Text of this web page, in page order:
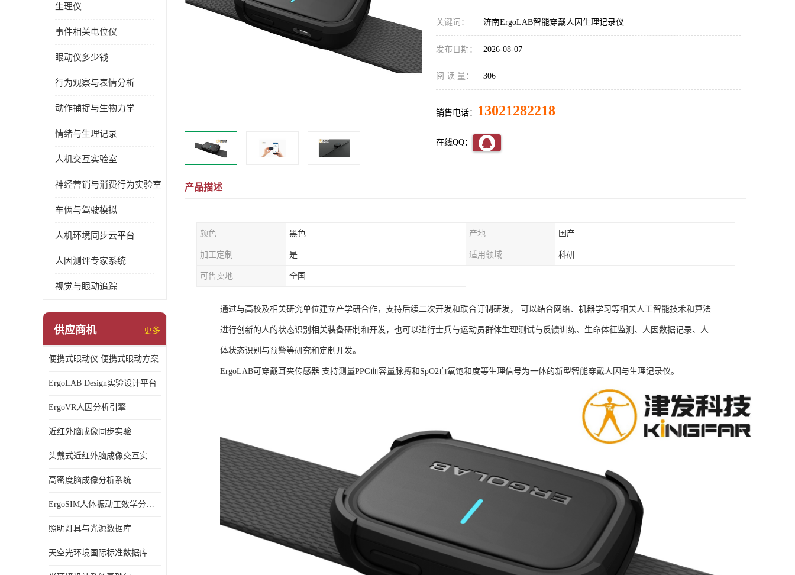
生理仪
事件相关电位仪
眼动仪多少钱
行为观察与表情分析
动作捕捉与生物力学
情绪与生理记录
人机交互实验室
神经营销与消费行为实验室
车俩与驾驶模拟
人机环境同步云平台
人因测评专家系统
视觉与眼动追踪
供应商机 更多
便携式眼动仪 便携式眼动方案
ErgoLAB Design实验设计平台
ErgoVR人因分析引擎
近红外脑成像同步实验
头戴式近红外脑成像交互实验室
高密度脑成像分析系统
ErgoSIM人体振动工效学分析系统
照明灯具与光源数据库
天空光环境国际标准数据库
关键词： 济南ErgoLAB智能穿戴人因生理记录仪
发布日期： 2026-08-07
阅 读 量： 306
销售电话： 13021282218
在线QQ：
产品描述
颜色 黑色 产地 国产
加工定制 是 适用领域 科研
可售卖地 全国
通过与高校及相关研究单位建立产学研合作，支持后续二次开发和联合订制研发， 可以结合网络、机器学习等相关人工智能技术和算法
进行创新的人的状态识别相关装备研制和开发，也可以进行士兵与运动员群体生理测试与反馈训练、生命体征监测、人因数据记录、人
体状态识别与预警等研究和定制开发。
ErgoLAB可穿戴耳夹传感器 支持测量PPG血容量脉搏和SpO2血氧饱和度等生理信号为一体的新型智能穿戴人因与生理记录仪。